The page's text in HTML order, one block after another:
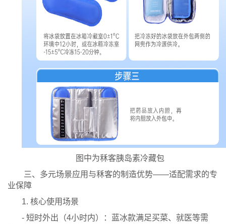
图中为秝客胰岛素冷藏包
三、多元场景应用与秝客的制造优势——适配需求的专
业保障
1. 核心使用场景
- 短时外出（4小时内）：蓝冰款满足买菜、就医等需